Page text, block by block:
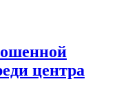
центра